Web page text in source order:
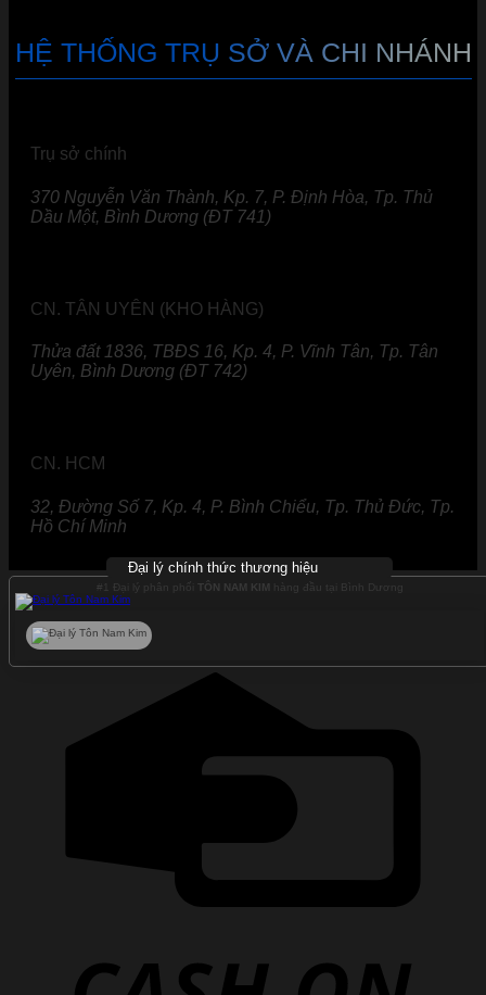
HỆ THỐNG TRỤ SỞ VÀ CHI NHÁNH
Trụ sở chính
370 Nguyễn Văn Thành, Kp. 7, P. Định Hòa, Tp. Thủ
Dầu Một, Bình Dương (ĐT 741)
CN. TÂN UYÊN (KHO HÀNG)
Thửa đất 1836, TBĐS 16, Kp. 4, P. Vĩnh Tân, Tp. Tân
Uyên, Bình Dương (ĐT 742)
CN. HCM
32, Đường Số 7, Kp. 4, P. Bình Chiểu, Tp. Thủ Đức, Tp.
Hồ Chí Minh
Đại lý chính thức thương hiệu
#1 Đại lý phân phối TÔN NAM KIM hàng đầu tại Bình Dương